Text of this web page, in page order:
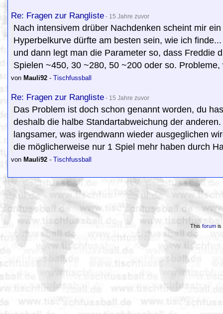
Re: Fragen zur Rangliste - 15 Jahre zuvor
Nach intensivem drüber Nachdenken scheint mir
Hyperbelkurve dürfte am besten sein, wie ich
und dann legt man die Parameter so, dass Freddie
Spielen ~450, 30 ~280, 50 ~200 oder so.
von Mauli92 - Tischfussball
Re: Fragen zur Rangliste - 15 Jahre zuvor
Das Problem ist doch schon genannt worden, du
deshalb die halbe Standartabweichung der
langsamer, was irgendwann wieder ausgeglichen
die möglicherweise nur 1 Spiel mehr haben durch
von Mauli92 - Tischfussball
This forumis